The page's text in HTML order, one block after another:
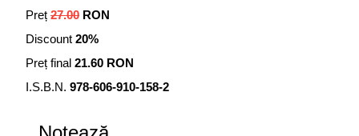
Preț 27.00 RON
Discount 20%
Preț final 21.60 RON
I.S.B.N. 978-606-910-158-2